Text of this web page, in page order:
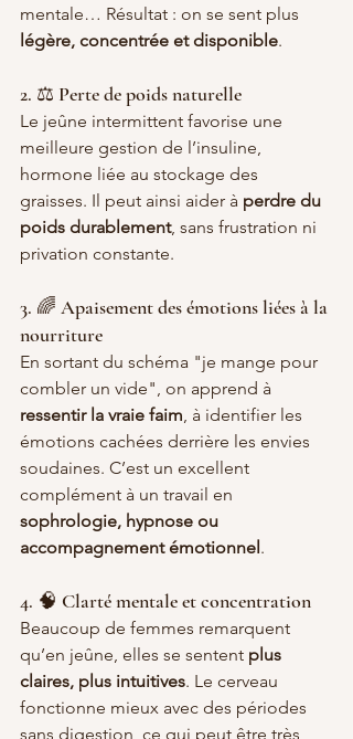
mentale… Résultat : on se sent plus
légère, concentrée et disponible.
2. ⚖️ Perte de poids naturelle
Le jeûne intermittent favorise une
meilleure gestion de l’insuline,
hormone liée au stockage des
graisses. Il peut ainsi aider à perdre du
poids durablement, sans frustration ni
privation constante.
3. 🌈 Apaisement des émotions liées à la
nourriture
En sortant du schéma "je mange pour
combler un vide", on apprend à
ressentir la vraie faim, à identifier les
émotions cachées derrière les envies
soudaines. C’est un excellent
complément à un travail en
sophrologie, hypnose ou
accompagnement émotionnel .
4. 🧠 Clarté mentale et concentration
Beaucoup de femmes remarquent
qu’en jeûne, elles se sentent plus
claires, plus intuitives. Le cerveau
fonctionne mieux avec des périodes
sans digestion, ce qui peut être très